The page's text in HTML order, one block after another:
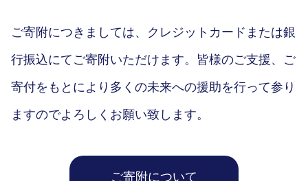
ご寄附につきましては、クレジットカードまたは銀
行振込にてご寄附いただけます。皆様のご支援、ご
寄付をもとにより多くの未来への援助を行って参り
ますのでよろしくお願い致します。
ご寄附について